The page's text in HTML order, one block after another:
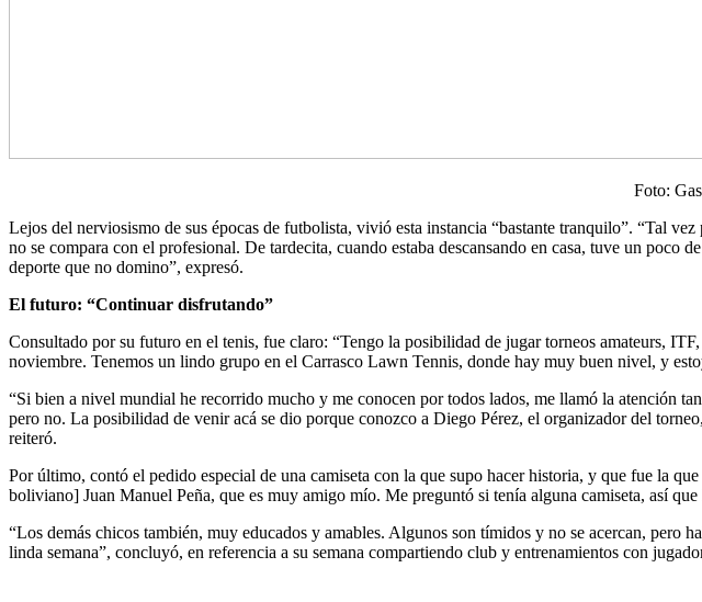
Foto:
Lejos del nerviosismo de sus épocas de futbolista, vivió esta instancia “bastante tranquilo”. “Tal
no se compara con el profesional. De tardecita, cuando estaba descansando en casa, tuve un
deporte que no domino”, expresó.
El futuro: “Continuar disfrutando”
Consultado por su futuro en el tenis, fue claro: “Tengo la posibilidad de jugar torneos amateurs,
noviembre. Tenemos un lindo grupo en el Carrasco Lawn Tennis, donde hay muy buen nivel, y
“Si bien a nivel mundial he recorrido mucho y me conocen por todos lados, me llamó la atención
pero no. La posibilidad de venir acá se dio porque conozco a Diego Pérez, el organizador del
reiteró.
Por último, contó el pedido especial de una camiseta con la que supo hacer historia, y que fue la
boliviano] Juan Manuel Peña, que es muy amigo mío. Me preguntó si tenía alguna camiseta, así
“Los demás chicos también, muy educados y amables. Algunos son tímidos y no se acercan, pero
linda semana”, concluyó, en referencia a su semana compartiendo club y entrenamientos con